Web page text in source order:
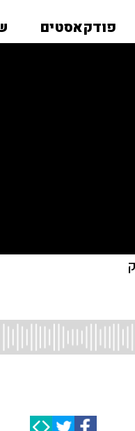
פודקאסטים